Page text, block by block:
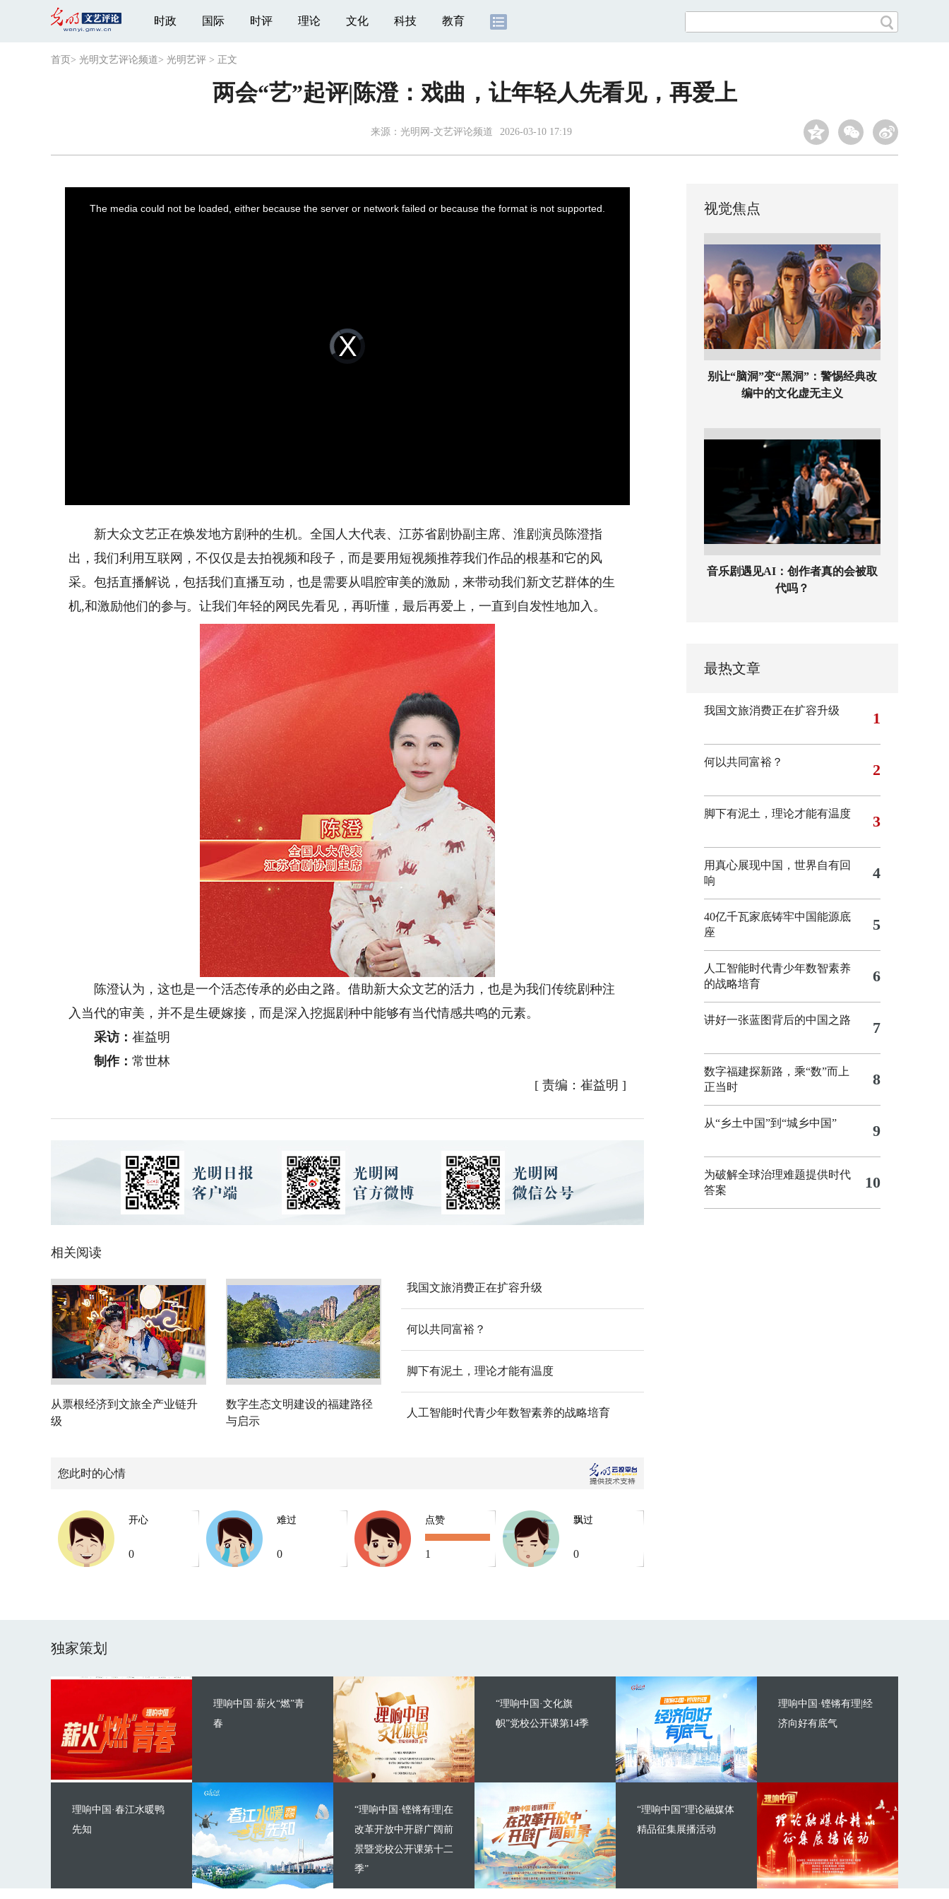
时政 国际 时评 理论 文化 科技 教育
首页 > 光明文艺评论频道> 光明艺评 > 正文
两会“艺”起评|陈澄：戏曲，让年轻人先看见，再爱上
来源： 光明网-文艺评论频道 2026-03-10 17:19
Video
Player
is
loading.
The media could not be loaded, either because the server or network failed or because the format is not supported.
新大众文艺正在焕发地方剧种的生机。全国人大代表、江苏省剧协副主席、淮剧演员陈澄指
出，我们利用互联网，不仅仅是去拍视频和段子，而是要用短视频推荐我们作品的根基和它的风
采。包括直播解说，包括我们直播互动，也是需要从唱腔审美的激励，来带动我们新文艺群体的生
机,和激励他们的参与。让我们年轻的网民先看见，再听懂，最后再爱上，一直到自发性地加入。
陈澄认为，这也是一个活态传承的必由之路。借助新大众文艺的活力，也是为我们传统剧种注
入当代的审美，并不是生硬嫁接，而是深入挖掘剧种中能够有当代情感共鸣的元素。
采访：崔益明
制作：常世林
[ 责编：崔益明 ]
相关阅读
从票根经济到文旅全产业链升
级
数字生态文明建设的福建路径
与启示
我国文旅消费正在扩容升级
何以共同富裕？
脚下有泥土，理论才能有温度
人工智能时代青少年数智素养的战略培育
您此时的心情
开心
0
难过
0
点赞
1
飘过
0
视觉焦点
别让“脑洞”变“黑洞”：警惕经典改
编中的文化虚无主义
音乐剧遇见AI：创作者真的会被取
代吗？
最热文章
我国文旅消费正在扩容升级 1
何以共同富裕？ 2
脚下有泥土，理论才能有温度 3
用真心展现中国，世界自有回
响
4
40亿千瓦家底铸牢中国能源底
座
5
人工智能时代青少年数智素养
的战略培育
6
讲好一张蓝图背后的中国之路 7
数字福建探新路，乘“数”而上
正当时
8
从“乡土中国”到“城乡中国” 9
为破解全球治理难题提供时代
答案
10
独家策划
理响中国·薪火“燃”青
春
理响中国·春江水暖鸭
先知
“理响中国·文化旗
帜”党校公开课第14季
“理响中国·铿锵有理|在
改革开放中开辟广阔前
景暨党校公开课第十二
季”
理响中国·铿锵有理|经
济向好有底气
“理响中国”理论融媒体
精品征集展播活动